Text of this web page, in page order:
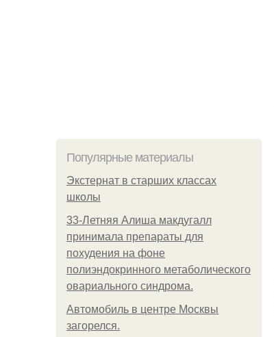
Популярные материалы
Экстернат в старших классах
школы
33-Летняя Алиша макдугалл
принимала препараты для
похудения на фоне
полиэндокринного метаболического
овариального синдрома.
Автомобиль в центре Москвы
загорелся.